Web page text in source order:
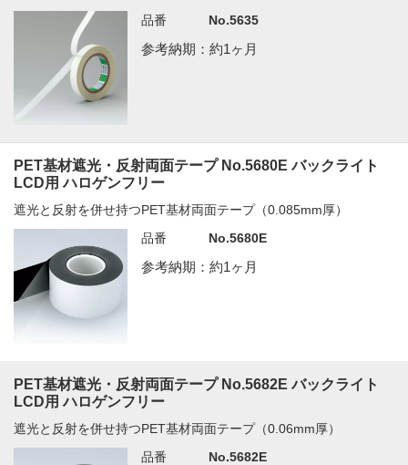
品番
No.5635
参考納期：約1ヶ月
PET基材遮光・反射両面テープ No.5680E バックライト
LCD用 ハロゲンフリー
遮光と反射を併せ持つPET基材両面テープ（0.085mm厚）
品番
No.5680E
参考納期：約1ヶ月
PET基材遮光・反射両面テープ No.5682E バックライト
LCD用 ハロゲンフリー
遮光と反射を併せ持つPET基材両面テープ（0.06mm厚）
品番
No.5682E